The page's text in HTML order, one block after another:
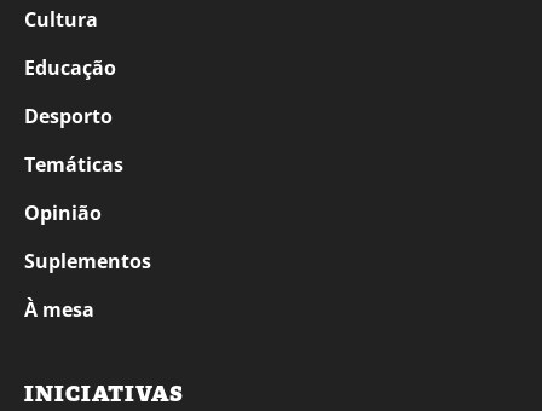
Cultura
Educação
Desporto
Temáticas
Opinião
Suplementos
À mesa
INICIATIVAS